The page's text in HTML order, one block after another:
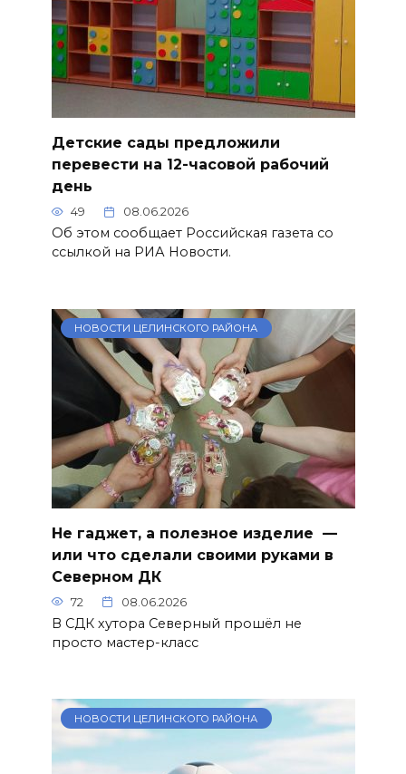
Детские сады предложили
перевести на 12-часовой рабочий
день
49 08.06.2026
Об этом сообщает Российская газета со
ссылкой на РИА Новости.
НОВОСТИ ЦЕЛИНСКОГО РАЙОНА
Не гаджет, а полезное изделие —
или что сделали своими руками в
Северном ДК
72 08.06.2026
В СДК хутора Северный прошёл не
просто мастер-класс
НОВОСТИ ЦЕЛИНСКОГО РАЙОНА